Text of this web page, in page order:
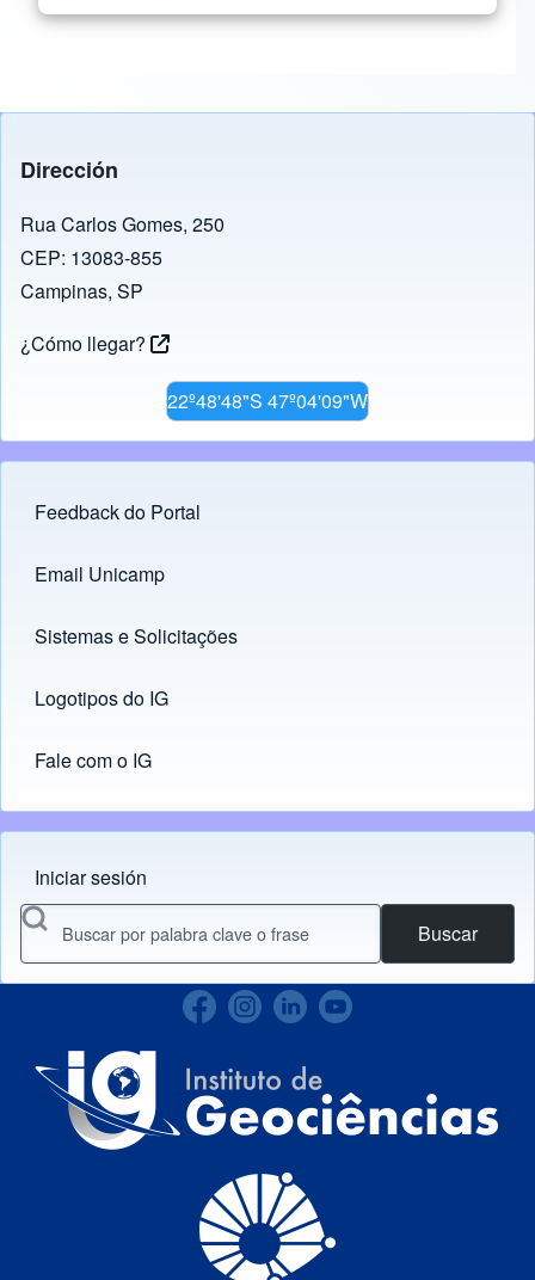
Dirección
Rua Carlos Gomes, 250
CEP: 13083-855
Campinas, SP
¿Cómo llegar?
22º48'48"S 47º04'09"W
Footer menu
Feedback do Portal
Links
Email Unicamp
(opens in new tab)
Sistemas e Solicitações
(opens in new tab)
Logotipos do IG
(opens in new tab)
Fale com o IG
Menu do usuário
Iniciar sesión
Buscar